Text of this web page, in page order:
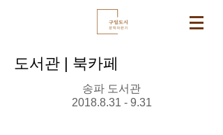
도서관 | 북카페
송파 도서관
2018.8.31 - 9.31